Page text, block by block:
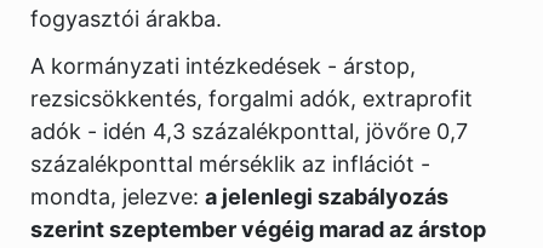
fogyasztói árakba.
A kormányzati intézkedések - árstop,
rezsicsökkentés, forgalmi adók, extraprofit
adók - idén 4,3 százalékponttal, jövőre 0,7
százalékponttal mérséklik az inflációt -
mondta, jelezve: a jelenlegi szabályozás
szerint szeptember végéig marad az árstop